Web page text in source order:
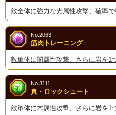
敵全体に強力な光属性攻撃、確率
筋肉トレーニング
No.2063
敵単体に闇属性攻撃、さらに岩を1
真・ロックシュート
No.3111
敵単体に木属性攻撃、さらに岩を1